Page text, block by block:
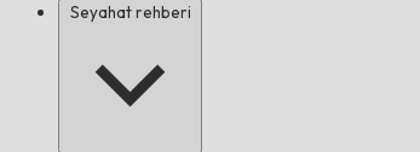
Seyahat rehberi